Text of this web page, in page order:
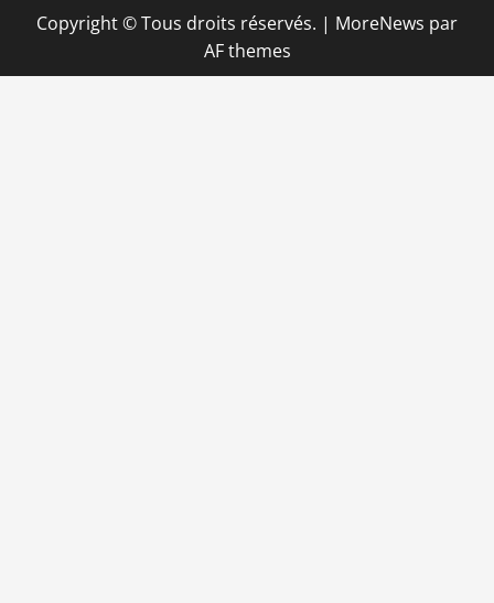
Copyright © Tous droits réservés. | MoreNews par
AF themes